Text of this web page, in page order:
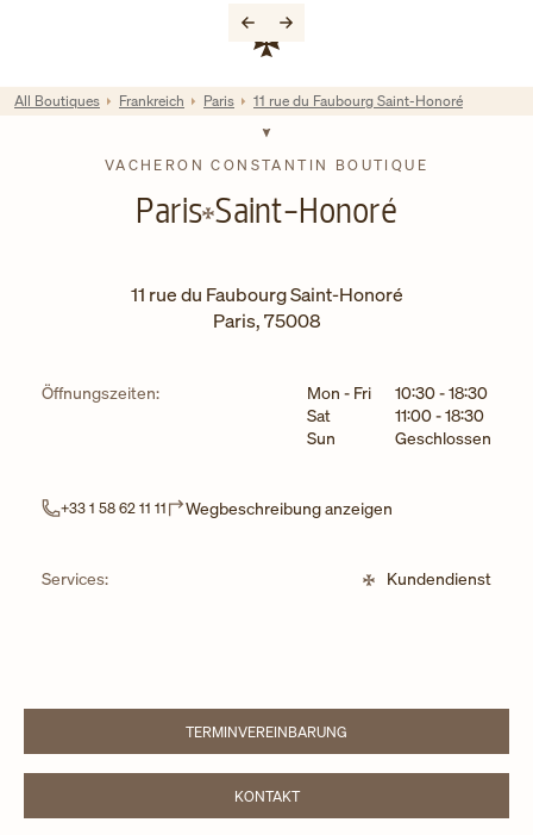
Link zur Unternehmenswebsite
Return to Nav
VACHERON CONSTANTIN BOUTIQUE
Paris Saint-Honoré
11 rue du Faubourg Saint-Honoré
Paris,75008
Öffnungszeiten: Wochentag Stunden
Mon - Fri 10:30-18:30
Sat
11:00-18:30
Sun
Geschlossen
+33 1 58 62 11 11 Wegbeschreibung anzeigen
Services: Kundendienst
TERMINVEREINBARUNGLINK OPENS IN NEW TAB
KONTAKTLINK OPENS IN NEW TAB
All Boutiques Frankreich Paris 11 rue du Faubourg Saint-Honoré